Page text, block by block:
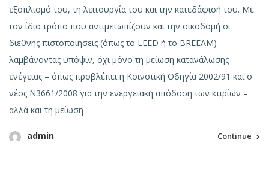
εξοπλισμό του, τη λειτουργία του και την κατεδάφισή του. Με
τον ίδιο τρόπο που αντιμετωπίζουν και την οικοδομή οι
διεθνής πιστοποιήσεις (όπως το LEED ή το BREEAM)
λαμβάνοντας υπόψιν, όχι μόνο τη μείωση κατανάλωσης
ενέγειας – όπως προβλέπει η Κοινοτική Οδηγία 2002/91 και ο
νέος N3661/2008 για την ενεργειακή απόδοση των κτιρίων –
αλλά και τη μείωση
admin Continue